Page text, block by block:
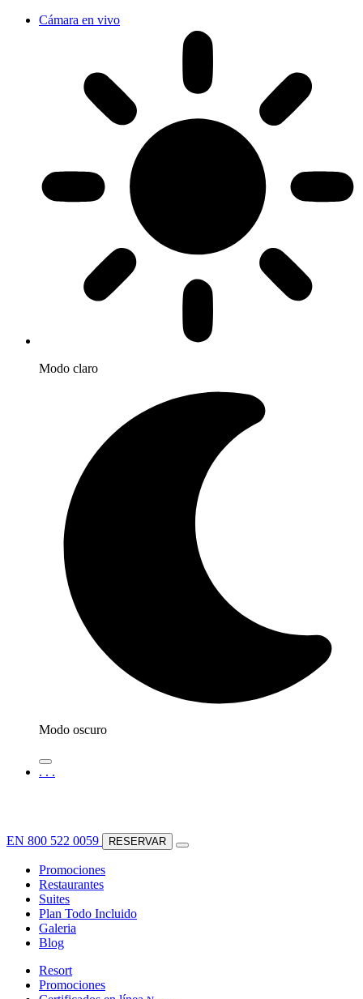
Cámara en vivo
Modo claro
Modo oscuro
. . .
EN 800 522 0059 RESERVAR
Promociones
Restaurantes
Suites
Plan Todo Incluido
Galeria
Blog
Resort
Promociones